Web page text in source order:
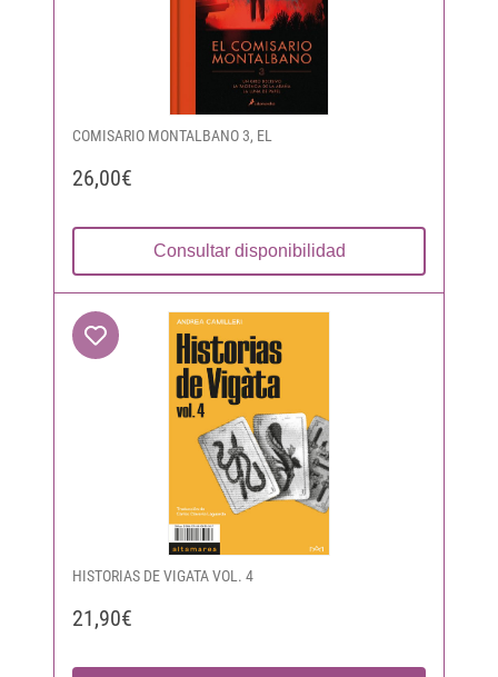
COMISARIO MONTALBANO 3, EL
26,00€
Consultar disponibilidad
HISTORIAS DE VIGATA VOL. 4
21,90€